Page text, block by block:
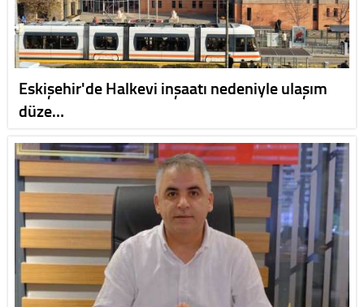
Eskişehir'de Halkevi inşaatı nedeniyle ulaşım
düze…